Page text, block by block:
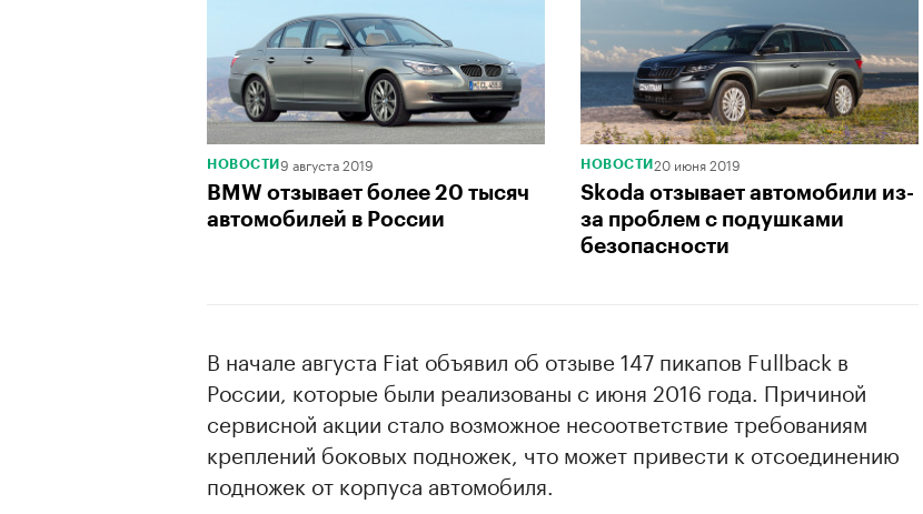
НОВОСТИ 9 августа 2019
BMW отзывает более 20 тысяч
автомобилей в России
НОВОСТИ 20 июня 2019
Skoda отзывает автомобили из-
за проблем с подушками
безопасности
В начале августа Fiat объявил об отзыве 147 пикапов Fullback в
России, которые были реализованы с июня 2016 года. Причиной
сервисной акции стало возможное несоответствие требованиям
креплений боковых подножек, что может привести к отсоединению
подножек от корпуса автомобиля.